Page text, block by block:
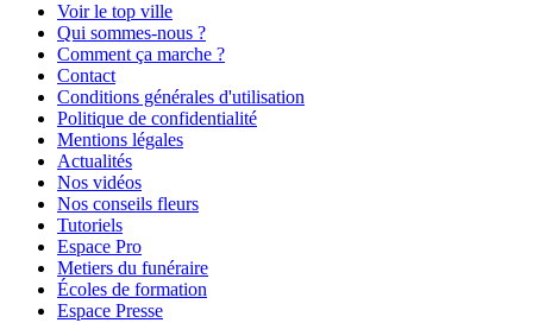
Voir le top ville
Qui sommes-nous ?
Comment ça marche ?
Contact
Conditions générales d'utilisation
Politique de confidentialité
Mentions légales
Actualités
Nos vidéos
Nos conseils fleurs
Tutoriels
Espace Pro
Metiers du funéraire
Écoles de formation
Espace Presse